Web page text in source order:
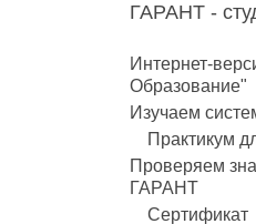
ГАРАНТ -
Интернет-
Образование"
Изучаем
Практикум
Проверяем
ГАРАНТ
Сертификат